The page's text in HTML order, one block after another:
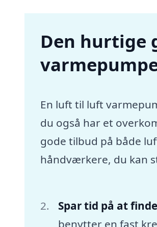
Den hurtige
En luft til luft
du også har et
gode tilbud på både
håndværkere, du kan
Spar tid på at
benytter en fast